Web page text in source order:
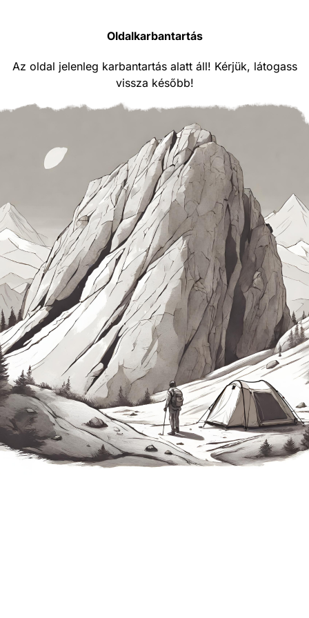
Oldalkarbantartás
Az oldal jelenleg karbantartás alatt áll! Kérjük, látogass
vissza később!